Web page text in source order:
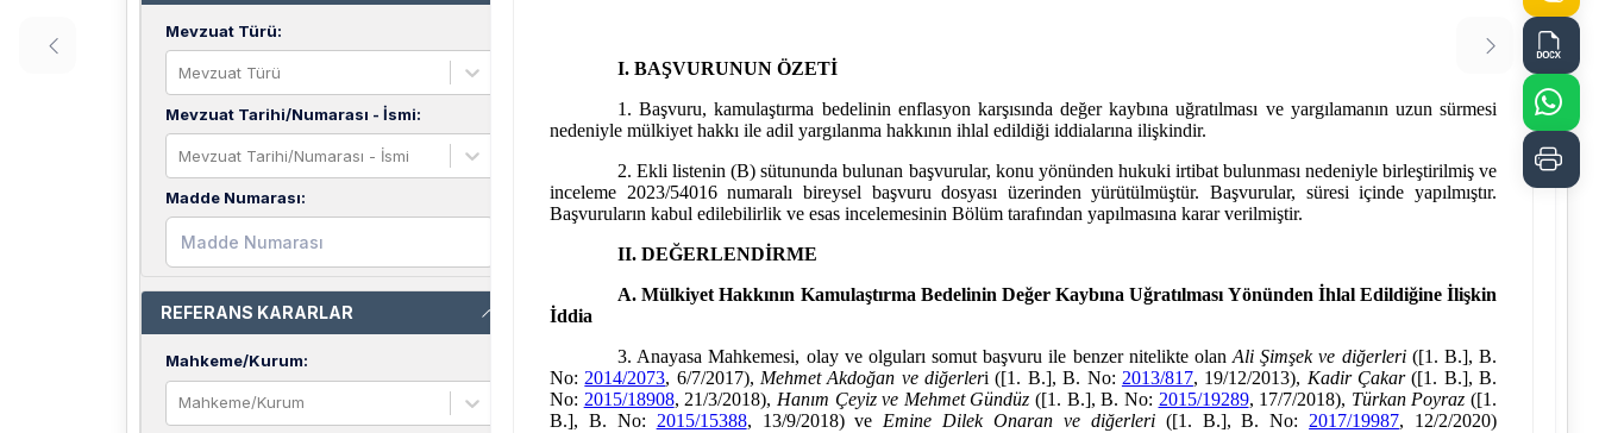
Mevzuat Türü:
Mevzuat Türü
Mevzuat Tarihi/Numarası - İsmi:
Mevzuat Tarihi/Numarası - İsmi
Madde Numarası:
REFERANS KARARLAR
Mahkeme/Kurum:
Mahkeme/Kurum